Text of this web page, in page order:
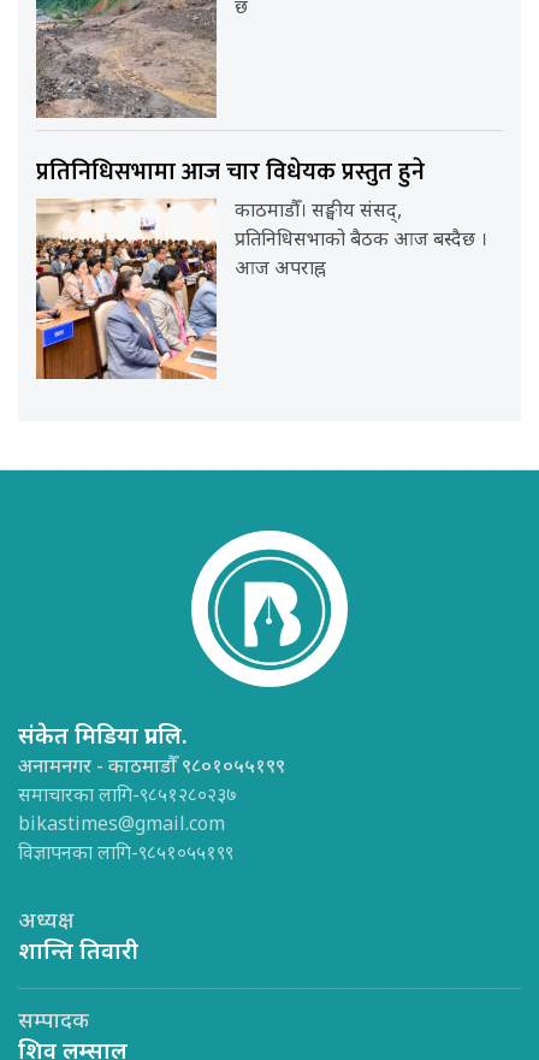
छ
प्रतिनिधिसभामा आज चार विधेयक प्रस्तुत हुने
काठमाडौँ। सङ्घीय संसद्,
प्रतिनिधिसभाको बैठक आज बस्दैछ ।
आज अपराह्न
संकेत मिडिया प्रा.लि.
अनामनगर - काठमाडौँ ९८०१०५५१९९
समाचारका लागि-९८५१२८०२३७
bikastimes@gmail.com
विज्ञापनका लागि-९८५१०५५१९९
अध्यक्ष
शान्ति तिवारी
सम्पादक
शिव लम्साल